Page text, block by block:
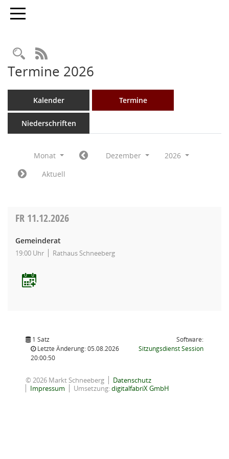
Toggle navigation
Rechercheauswahl
RSS-Feed
Termine 2026
Kalender Termine
Niederschriften
Monat Dezember
2026
Aktuell
FR 11.12.2026
Gemeinderat
19:00 Uhr Rathaus Schneeberg
1 Satz
Letzte Änderung: 05.08.2026
20:00:50
Software:
SitzungsdienstSession(Wird in
© 2026 Markt Schneeberg
Datenschutz
Impressum
Umsetzung:digitalfabriX GmbH